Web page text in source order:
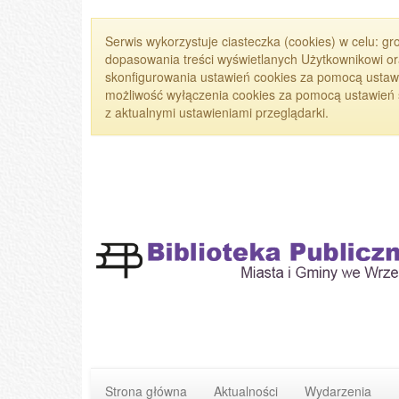
Serwis wykorzystuje ciasteczka (cookies) w celu:
dopasowania treści wyświetlanych Użytkownikowi
skonfigurowania ustawień cookies za pomocą
możliwość wyłączenia cookies za pomocą
z aktualnymi ustawieniami przeglądarki.
Strona główna Aktualności Wydarzenia